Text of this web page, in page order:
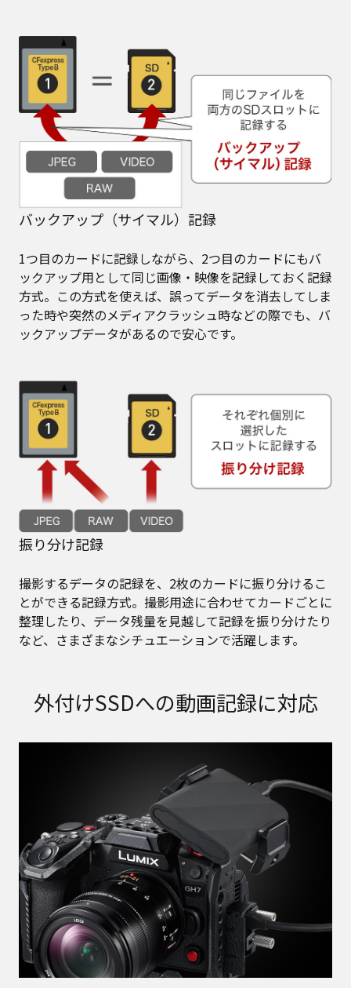
バックアップ（サイマル）記録
1つ目のカードに記録しながら、2つ目のカードにもバ
ックアップ用として同じ画像・映像を記録しておく記録
方式。この方式を使えば、誤ってデータを消去してしま
った時や突然のメディアクラッシュ時などの際でも、バ
ックアップデータがあるので安心です。
振り分け記録
撮影するデータの記録を、2枚のカードに振り分けるこ
とができる記録⽅式。撮影⽤途に合わせてカードごとに
整理したり、データ残量を⾒越して記録を振り分けたり
など、さまざまなシチュエーションで活躍します。
外付けSSDへの動画記録に対応